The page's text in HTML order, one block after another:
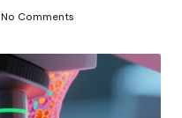
No Comments